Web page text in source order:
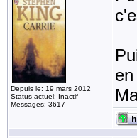
Depuis le: 19 mars 2012
Status actuel: Inactif
Messages: 3617